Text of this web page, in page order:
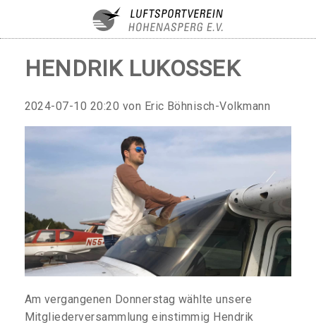
HENDRIK LUKOSSEK
2024-07-10 20:20 von Eric Böhnisch-Volkmann
Am vergangenen Donnerstag wählte unsere
Mitgliederversammlung einstimmig Hendrik